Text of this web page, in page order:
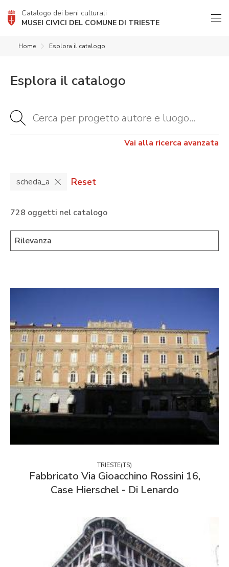
Catalogo dei beni culturali
MUSEI CIVICI DEL COMUNE DI TRIESTE
Home Esplora il catalogo
Esplora il catalogo
Vai alla ricerca avanzata
scheda_a Reset
728 oggetti nel catalogo
TRIESTE(TS)
Fabbricato Via Gioacchino Rossini 16,
Case Hierschel - Di Lenardo